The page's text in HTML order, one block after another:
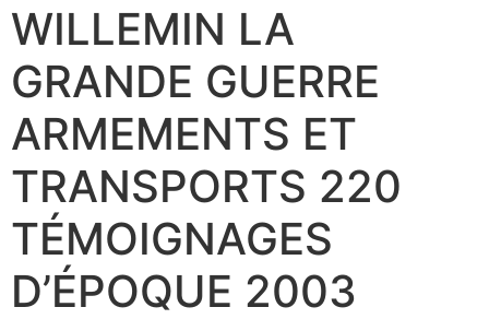
WILLEMIN LA
GRANDE GUERRE
ARMEMENTS ET
TRANSPORTS 220
TÉMOIGNAGES
D’ÉPOQUE 2003